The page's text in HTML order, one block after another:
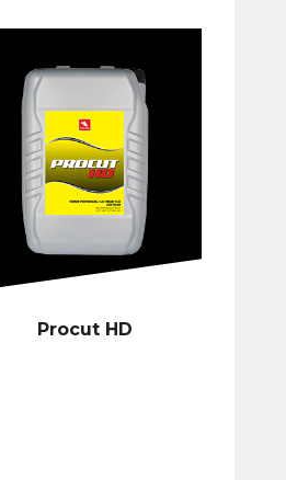
Procut HD